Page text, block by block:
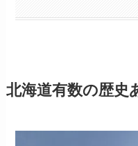
北海道有数の歴史